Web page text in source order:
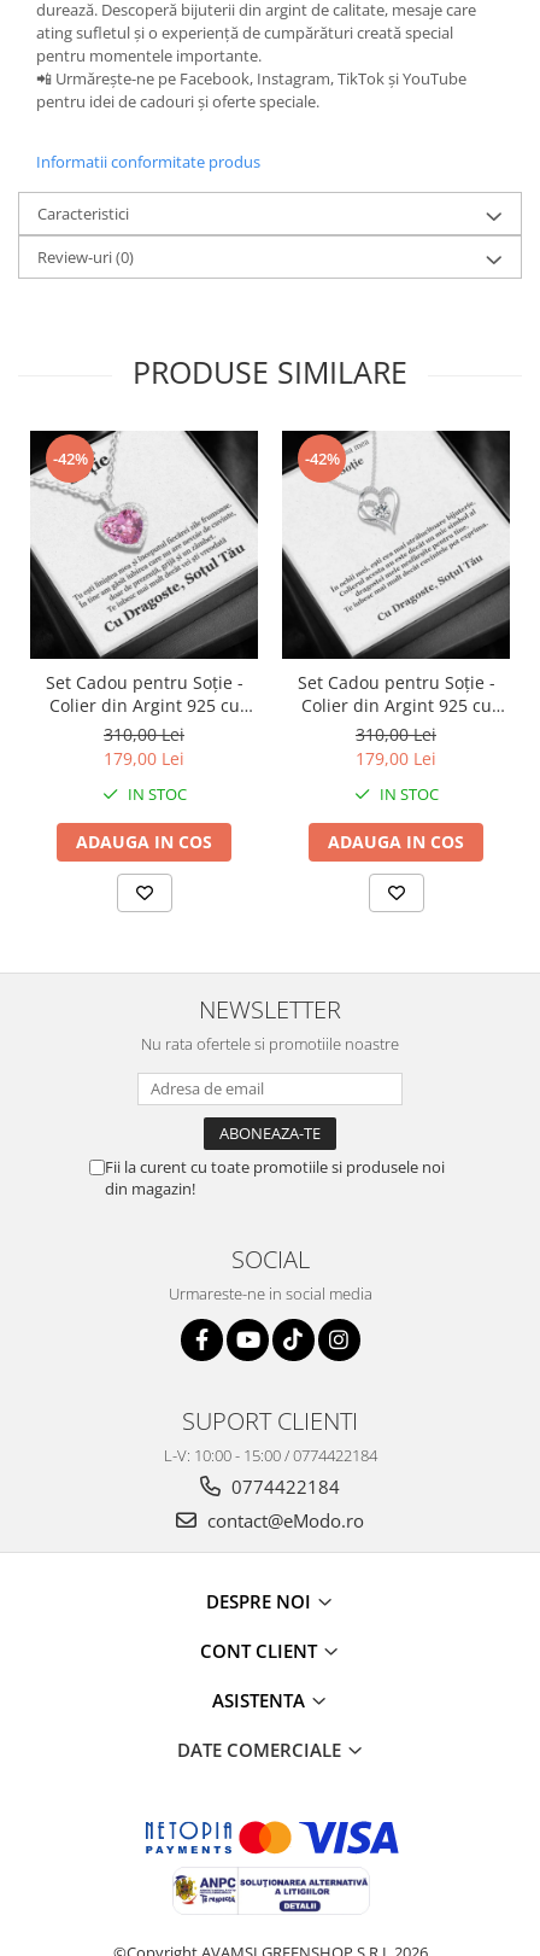
durează. Descoperă bijuterii din argint de calitate, mesaje care
ating sufletul și o experiență de cumpărături creată special
pentru momentele importante.
📲 Urmărește-ne pe Facebook, Instagram, TikTok și YouTube
pentru idei de cadouri și oferte speciale.
Informatii conformitate produs
Caracteristici
Review-uri(0)
PRODUSE SIMILARE
-42%
Set Cadou pentru Soție -
Colier din Argint 925 cu
Pandantiv Perla Roz, placat
cu rodiu, în Cutie Elegantă
cu Mesaj Emoționant
310,00 Lei
179,00 Lei
IN STOC
ADAUGA IN COS
-42%
Set Cadou pentru Soție -
Colier din Argint 925 cu
Pandantiv Inima Eternă,
placat cu rodiu, în Cutie
Elegantă cu Mesaj
Personalizat
310,00 Lei
179,00 Lei
IN STOC
ADAUGA IN COS
NEWSLETTER
Nu rata ofertele si promotiile noastre
Fii la curent cu toate promotiile si produsele noi
din magazin!
SOCIAL
Urmareste-ne in social media
SUPORT CLIENTI
L-V: 10:00 - 15:00 / 0774422184
0774422184
contact@eModo.ro
DESPRE NOI
CONT CLIENT
ASISTENTA
DATE COMERCIALE